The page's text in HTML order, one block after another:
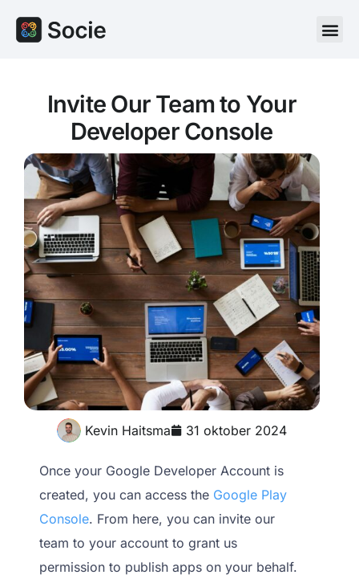
Invite Our Team to Your
Developer Console
Kevin Haitsma 31 oktober 2024
Once your Google Developer Account is
created, you can access the Google Play
Console. From here, you can invite our
team to your account to grant us
permission to publish apps on your behalf.